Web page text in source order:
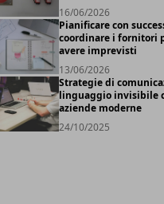
16/06/2026
Pianificare con
coordinare i fornitori
avere imprevisti
13/06/2026
Strategie di
linguaggio invisibile
aziende moderne
24/10/2025